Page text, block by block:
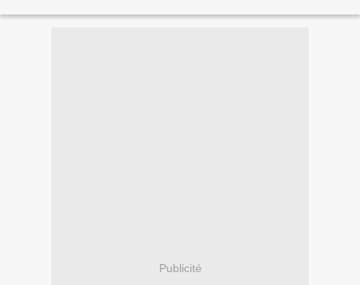
Publicité